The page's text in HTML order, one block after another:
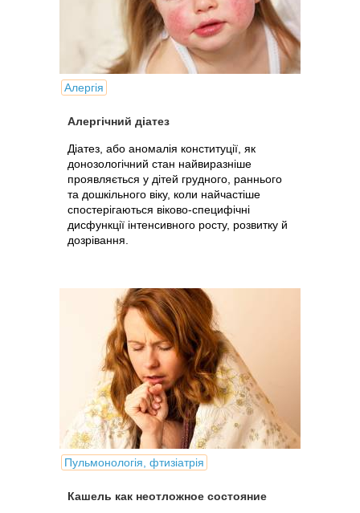
Алергія
Алергічний діатез
Діатез, або аномалія конституції, як
донозологічний стан найвиразніше
проявляється у дітей грудного, раннього
та дошкільного віку, коли найчастіше
спостерігаються віково-специфічні
дисфункції інтенсивного росту, розвитку й
дозрівання.
Пульмонологія, фтизіатрія
Кашель как неотложное состояние